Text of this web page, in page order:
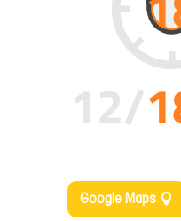
Google Maps